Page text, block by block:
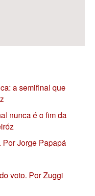
a semifinal que
nunca é o fim da
Jorge Papapá
voto. Por Zuggi